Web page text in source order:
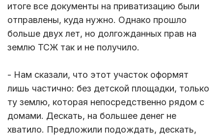
итоге все документы на приватизацию были
отправлены, куда нужно. Однако прошло
больше двух лет, но долгожданных прав на
землю ТСЖ так и не получило.
- Нам сказали, что этот участок оформят
лишь частично: без детской площадки, только
ту землю, которая непосредственно рядом с
домами. Дескать, на большее денег не
хватило. Предложили подождать, дескать,